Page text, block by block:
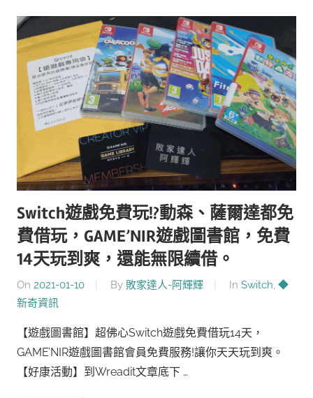
Switch遊戲免費玩!?動森、薩爾達都免
費借玩，GAME’NIR遊戲圖書館，免費
14天玩到爽，還能無限續借。
On 2021-01-10 By 敗家達人-阿輝輝 In Switch, ◆
新奇資訊
【遊戲圖書館】超佛心Switch遊戲免費借玩14天，
GAME’NIR遊戲圖書館會員免費服務!讓你天天玩到爽。
【好康活動】到Wreadit文章底下 …